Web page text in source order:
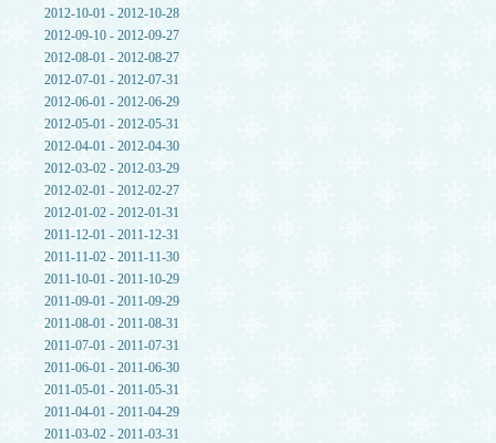
2012-10-01 - 2012-10-28
2012-09-10 - 2012-09-27
2012-08-01 - 2012-08-27
2012-07-01 - 2012-07-31
2012-06-01 - 2012-06-29
2012-05-01 - 2012-05-31
2012-04-01 - 2012-04-30
2012-03-02 - 2012-03-29
2012-02-01 - 2012-02-27
2012-01-02 - 2012-01-31
2011-12-01 - 2011-12-31
2011-11-02 - 2011-11-30
2011-10-01 - 2011-10-29
2011-09-01 - 2011-09-29
2011-08-01 - 2011-08-31
2011-07-01 - 2011-07-31
2011-06-01 - 2011-06-30
2011-05-01 - 2011-05-31
2011-04-01 - 2011-04-29
2011-03-02 - 2011-03-31